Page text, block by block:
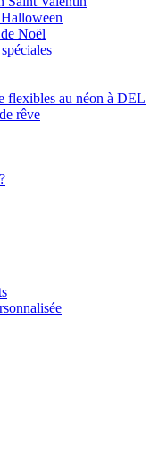
Noël
flexibles au néon à DEL
rêve